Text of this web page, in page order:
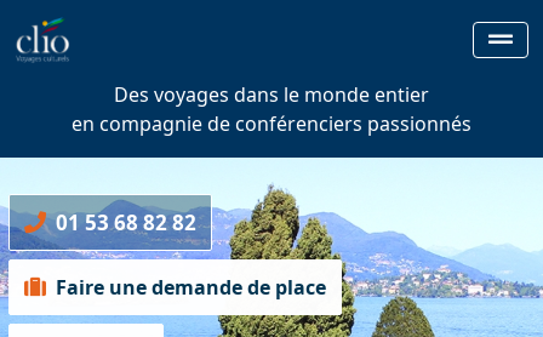
Des voyages dans le monde entier
en compagnie de conférenciers passionnés
01 53 68 82 82
Faire une demande de place